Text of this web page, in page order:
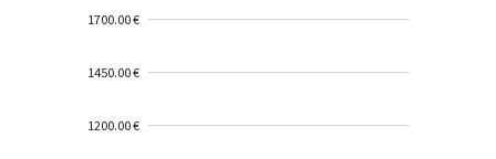
1700.00 €
1450.00 €
1200.00 €